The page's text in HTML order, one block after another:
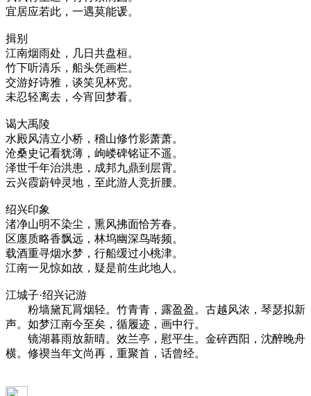
宜居应若此，一遇莫能谖。
揖别
江南烟雨处，几日共盘桓。
竹下听清乐，船头凭画栏。
交游好诗雅，谈笑见杯宽。
未忍轻离去，今宵回梦看。
谒大禹陵
水殿风清立小桥，稽山修竹影萧萧。
沧桑史记看犹薄，岣嵝碑铭证不遥。
泽世千年治洪患，成邦九鼎到层霄。
云兴霞蔚钟灵地，至此游人竞折腰。
绍兴印象
渚净山明不染尘，熏风拂面恰芳春。
区廛质略香飘远，林坞幽深鸟啭频。
载酒重寻烟水梦，行船缓过小桃津。
江南一见惊如故，疑是前生此地人。
江城子·绍兴记游
粉墙黛瓦罥烟轻。竹青青，露盈盈。古越风浓，琴瑟拟新
声。如梦江南今至矣，循履迹，画中行。
镜湖暮雨放新晴。效兰亭，慰平生。金碎西阳，沈醉晚舟
横。修禊当年文尚再，重聚首，话曾经。